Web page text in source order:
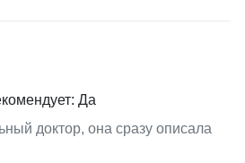
Да
доктор, она сразу описала